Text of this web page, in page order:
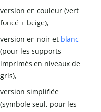
version en couleur (vert
foncé + beige),
version en noir et blanc
(pour les supports
imprimés en niveaux de
gris),
version simplifiée
(symbole seul, pour les